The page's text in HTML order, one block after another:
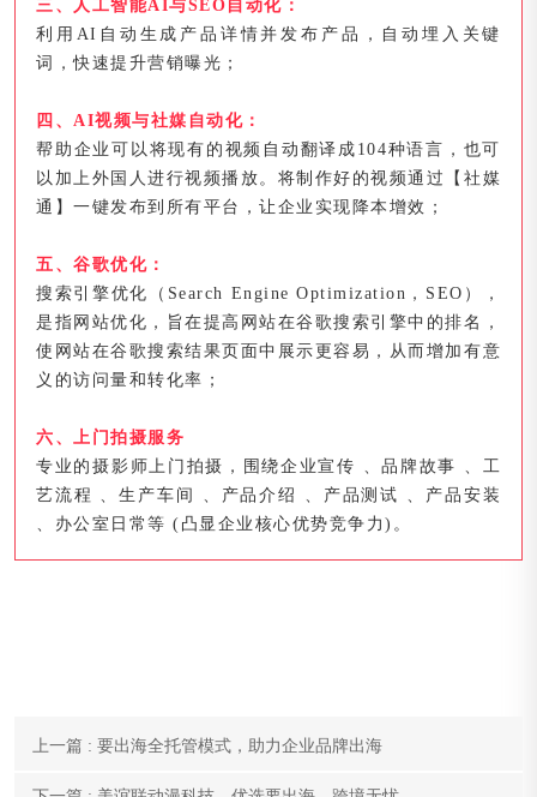
三、人工智能AI与SEO自动化：
利用AI自动生成产品详情并发布产品，自动埋入关键
词，快速提升营销曝光；
四、AI视频与社媒自动化：
帮助企业可以将现有的视频自动翻译成104种语言，也可
以加上外国人进行视频播放。将制作好的视频通过【社媒
通】一键发布到所有平台，让企业实现降本增效；
五、谷歌优化：
搜索引擎优化（Search Engine Optimization，SEO），
是指网站优化，旨在提高网站在谷歌搜索引擎中的排名，
使网站在谷歌搜索结果页面中展示更容易，从而增加有意
义的访问量和转化率；
六、上门拍摄服务
专业的摄影师上门拍摄，围绕企业宣传 、品牌故事 、工
艺流程 、生产车间 、产品介绍 、产品测试 、产品安装
、办公室日常等 (凸显企业核心优势竞争力)。
上一篇 : 要出海全托管模式，助力企业品牌出海